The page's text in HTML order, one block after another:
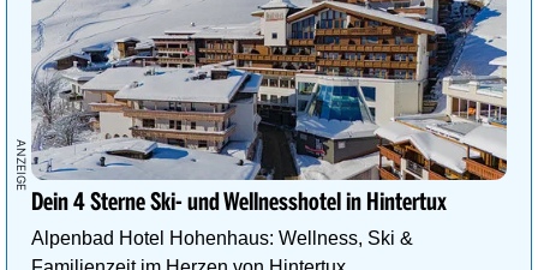
Dein 4 Sterne Ski- und Wellnesshotel in Hintertux
Alpenbad Hotel Hohenhaus: Wellness, Ski &